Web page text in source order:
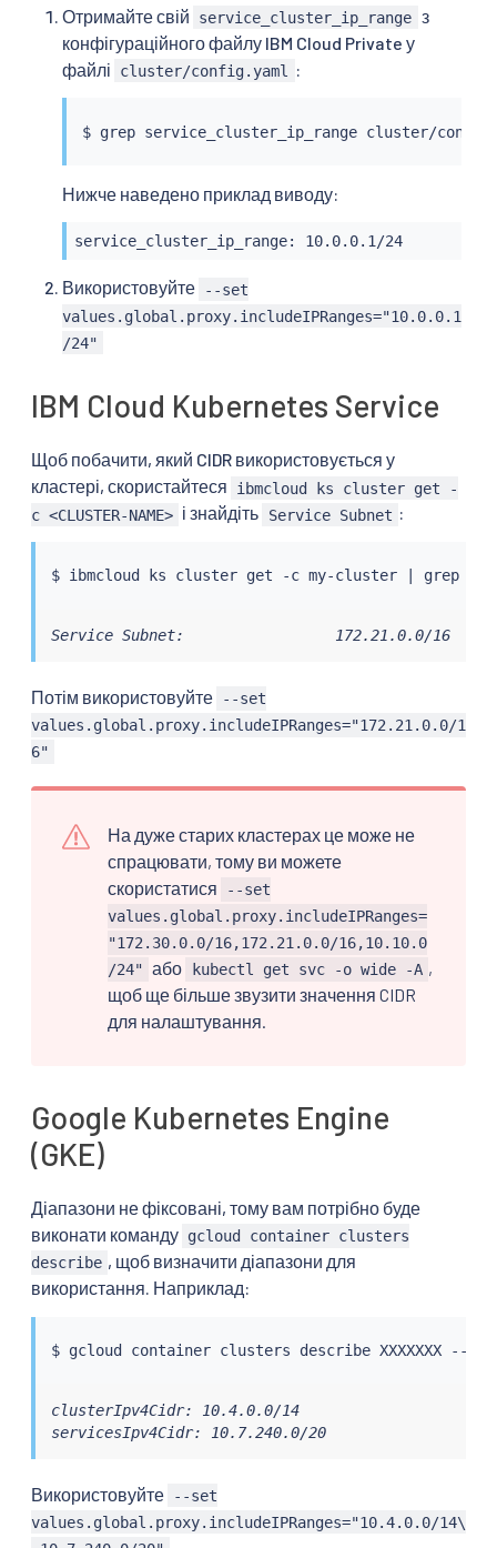
Отримайте свій service_cluster_ip_range з
конфігураційного файлу IBM Cloud Private у
файлі
cluster/config.yaml :
$ grep
Нижче наведено приклад виводу:
service_cluster_ip_range: 10.0.0.1/24
Використовуйте
--set
values.global.proxy.includeIPRanges="10.0.0.1
/24"
IBM Cloud Kubernetes Service
Щоб побачити, який CIDR використовується у
кластері, скористайтеся
ibmcloud ks cluster get -
c <CLUSTER-NAME> і знайдіть Service Subnet :
$ ibmcloud ks cluster get -c my-cluster grep
Service Subnet:                 172.21.0.0/16
Потім використовуйте
--set
values.global.proxy.includeIPRanges="172.21.0.0/1
6"
На дуже старих кластерах це може не
спрацювати, тому ви можете
скористатися
--set
values.global.proxy.includeIPRanges=
"172.30.0.0/16,172.21.0.0/16,10.10.0
/24" або kubectl get svc -o wide -A ,
щоб ще більше звузити значення CIDR
для налаштування.
Google Kubernetes Engine
(GKE)
Діапазони не фіксовані, тому вам потрібно буде
виконати команду gcloud container clusters
describe , щоб визначити діапазони для
використання. Наприклад:
$ gcloud container clusters describe XXXXXXX --
clusterIpv4Cidr: 10.4.0.0/14
servicesIpv4Cidr: 10.7.240.0/20
Використовуйте
--set
values.global.proxy.includeIPRanges="10.4.0.0/14\